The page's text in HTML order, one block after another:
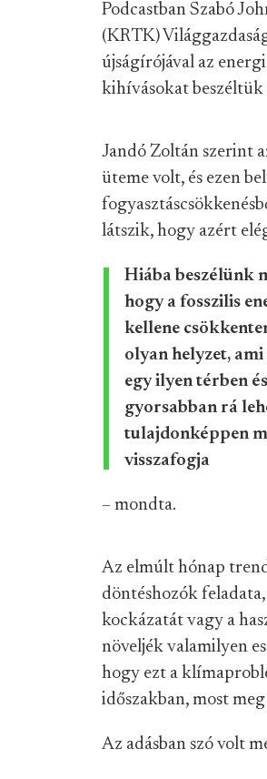
Podcastban Szabó
(KRTK)
újságírójával az
kihívásokat beszéltük
Jandó Zoltán szerint
üteme volt, és ezen
látszik, hogy azért
Hiába beszélünk
hogy a fosszilis
kellene
olyan helyzet,
egy ilyen térben
gyorsabban rá
tulajdonképpen
visszafogja
– mondta.
Az elmúlt hónap
döntéshozók
kockázatát vagy a
növeljék valamilyen
hogy ezt a
időszakban, most
Az adásban szó volt